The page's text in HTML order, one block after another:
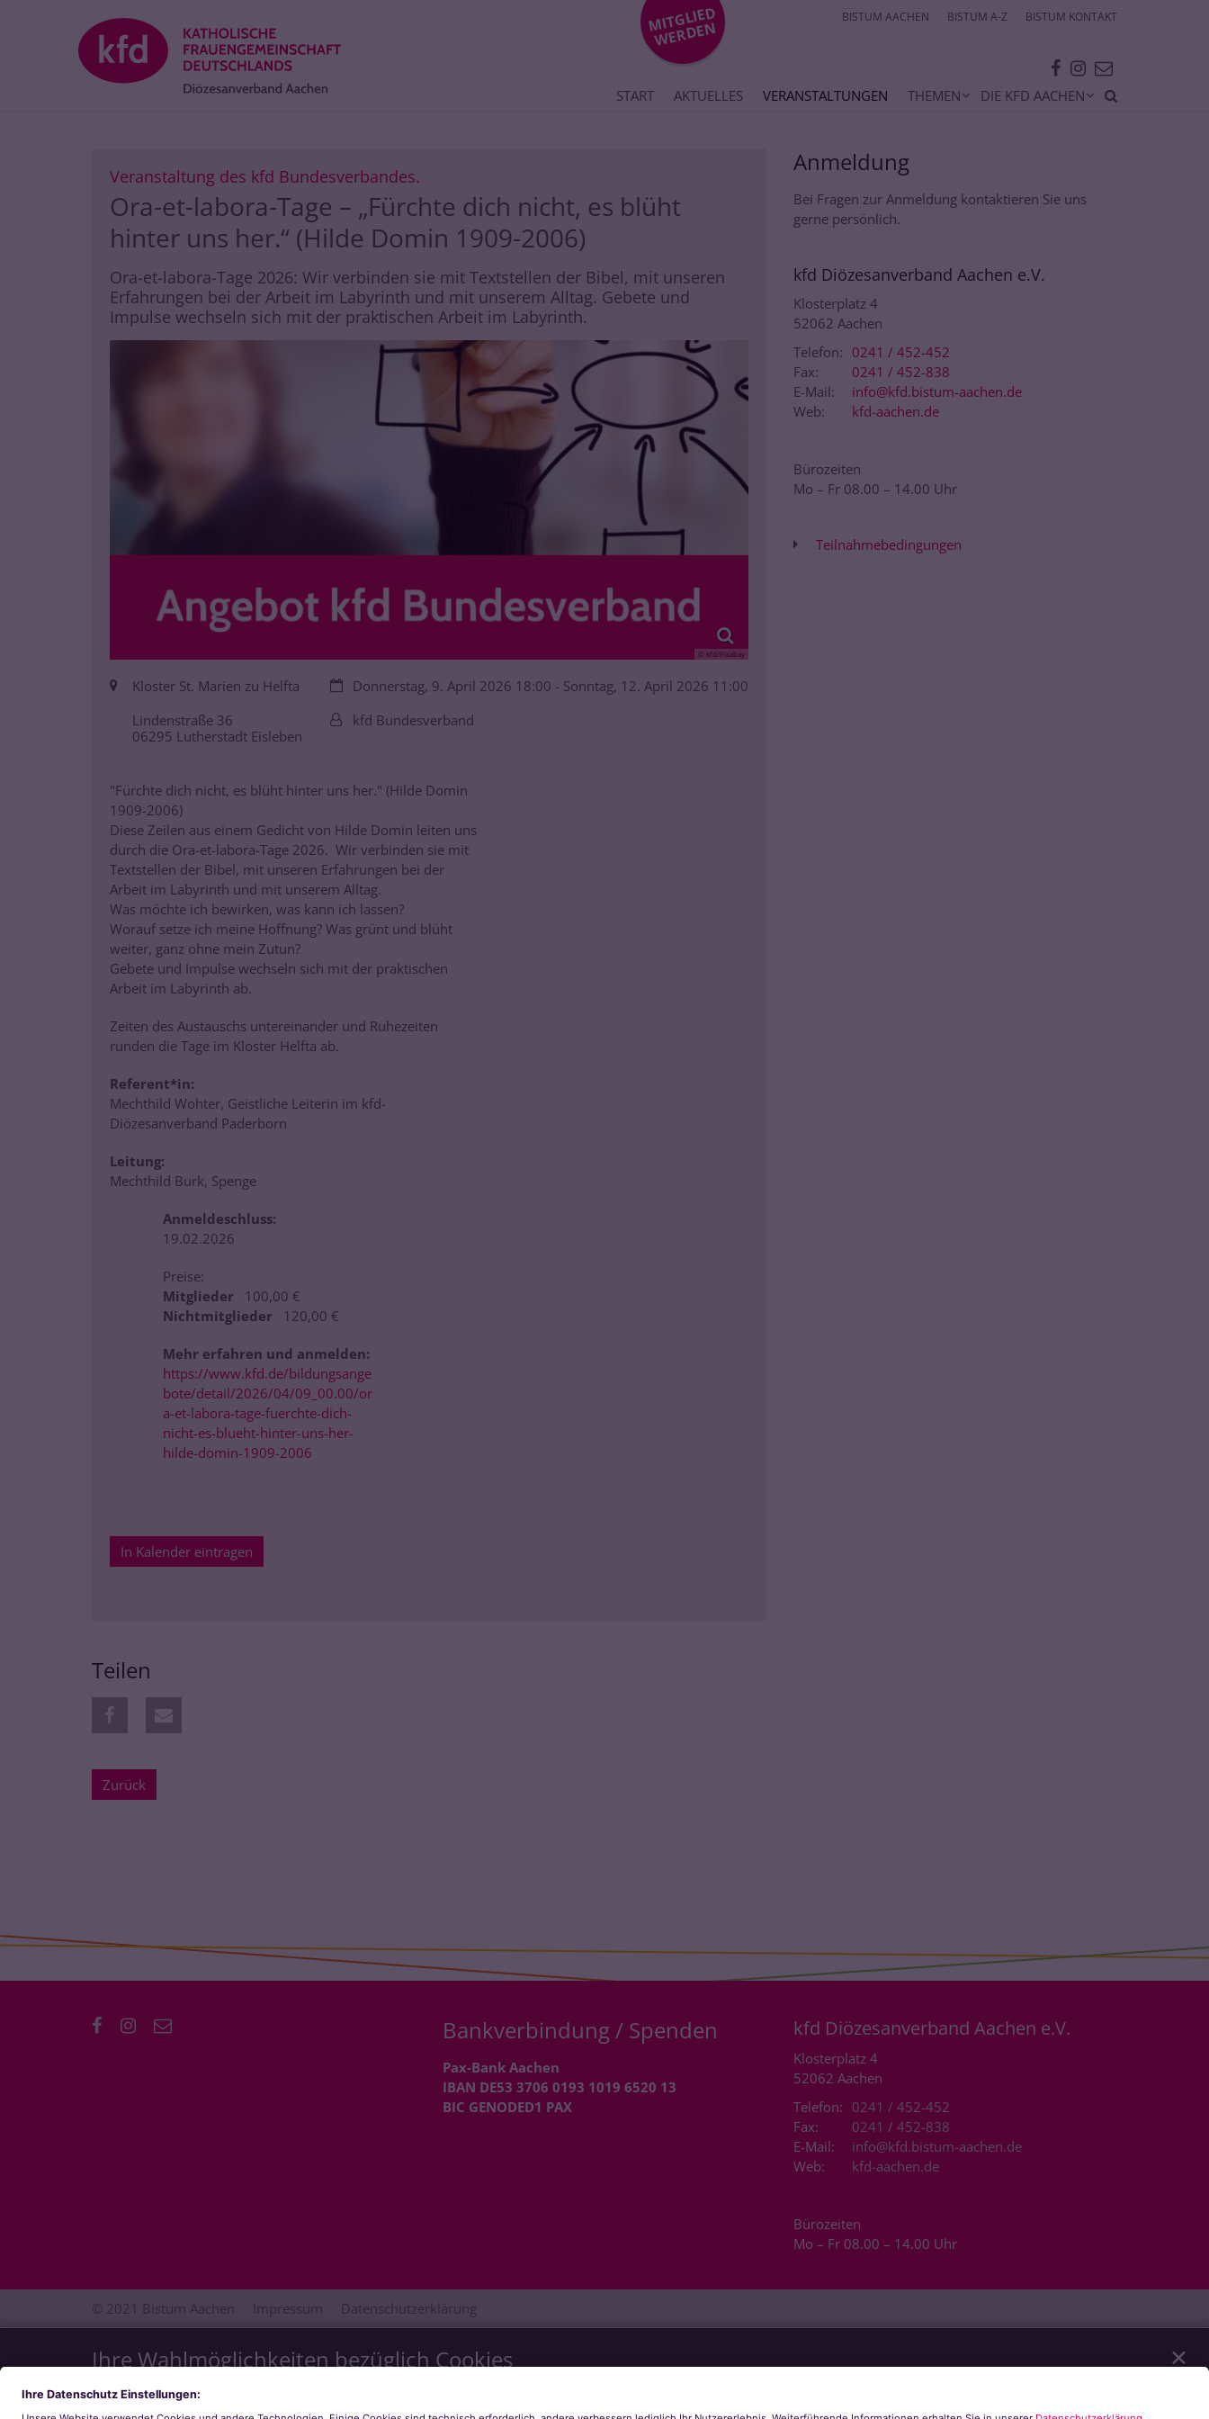
Ihre Wahlmöglichkeiten bezüglich Cookies
Wir möchten Ihnen ein optimales Webseiten-Erlebnis zu bieten. Dazu verwenden wir Cookies, die für das Funktionieren unserer Website notwendig sind. Mit Ihrer
✕
BISTUM AACHEN BISTUM A-Z BISTUM KONTAKT
START AKTUELLES VERANSTALTUNGEN THEMEN DIE KFD AACHEN
MIT
GLIE
D
WE
R
DE
N
Veranstaltung des kfd Bundesverbandes.
Ora-et-labora-Tage – „Fürchte dich nicht, es blüht
hinter uns her.“ (Hilde Domin 1909-2006)
Ora-et-labora-Tage 2026: Wir verbinden sie mit Textstellen der Bibel, mit unseren
Erfahrungen bei der Arbeit im Labyrinth und mit unserem Alltag. Gebete und
Impulse wechseln sich mit der praktischen Arbeit im Labyrinth.
© kfd/Pixabay
Datum:Donnerstag, 9. April 2026 18:00 - Sonntag, 12. April 2026 11:00
Von:kfd Bundesverband
Ort: Kloster St. Marien zu Helfta
Lindenstraße 36
06295 Lutherstadt Eisleben
"Fürchte dich nicht, es blüht hinter uns her." (Hilde Domin
1909-2006)
Diese Zeilen aus einem Gedicht von Hilde Domin leiten uns
durch die Ora-et-labora-Tage 2026. Wir verbinden sie mit
Textstellen der Bibel, mit unseren Erfahrungen bei der
Arbeit im Labyrinth und mit unserem Alltag.
Was möchte ich bewirken, was kann ich lassen?
Worauf setze ich meine Hoffnung? Was grünt und blüht
weiter, ganz ohne mein Zutun?
Gebete und Impulse wechseln sich mit der praktischen
Arbeit im Labyrinth ab.
Zeiten des Austauschs untereinander und Ruhezeiten
runden die Tage im Kloster Helfta ab.
Referent*in:
Mechthild Wohter, Geistliche Leiterin im kfd-
Diözesanverband Paderborn
Leitung:
Mechthild Burk, Spenge
Anmeldeschluss:
19.02.2026
Preise:
Mitglieder 100,00 €
Nichtmitglieder 120,00 €
Mehr erfahren und anmelden:
https://www.kfd.de/bildungsange
bote/detail/2026/04/09_00.00/or
a-et-labora-tage-fuerchte-dich-
nicht-es-blueht-hinter-uns-her-
hilde-domin-1909-2006
In Kalender eintragen
Teilen
Zurück
Anmeldung
Bei Fragen zur Anmeldung kontaktieren Sie uns
gerne persönlich.
kfd Diözesanverband Aachen e.V.
Klosterplatz 4
52062 Aachen
Telefon: 0241 / 452-452
Fax:
0241 / 452-838
E-Mail:
info@kfd.bistum-aachen.de
Web:
kfd-aachen.de
Bürozeiten
Mo – Fr 08.00 – 14.00 Uhr
Teilnahmebedingungen
Bankverbindung / Spenden
Pax-Bank Aachen
IBAN DE53 3706 0193 1019 6520 13
BIC GENODED1 PAX
kfd Diözesanverband Aachen e.V.
Klosterplatz 4
52062 Aachen
Telefon: 0241 / 452-452
Fax:
0241 / 452-838
E-Mail:
info@kfd.bistum-aachen.de
Web:
kfd-aachen.de
Bürozeiten
Mo – Fr 08.00 – 14.00 Uhr
© 2021 Bistum Aachen Impressum Datenschutzerklärung